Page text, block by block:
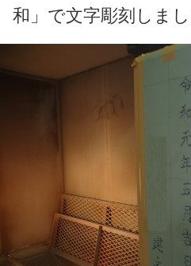
和」で文字彫刻しまし